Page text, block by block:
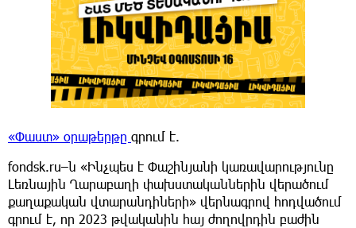
«Փաստ» օրաթերթը գրում է.
fondsk.ru–ն «Ինչպես է Փաշինյանի կառավարությունը
Լեռնային Ղարաբաղի փախստականներին վերածում
քաղաքական վտարանդիների» վերնագրով հոդվածում
գրում է, որ 2023 թվականին հայ ժողովրդին բաժին